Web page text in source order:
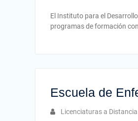
El Instituto para el
programas de formación
Escuela de
Licenciaturas a Distancia